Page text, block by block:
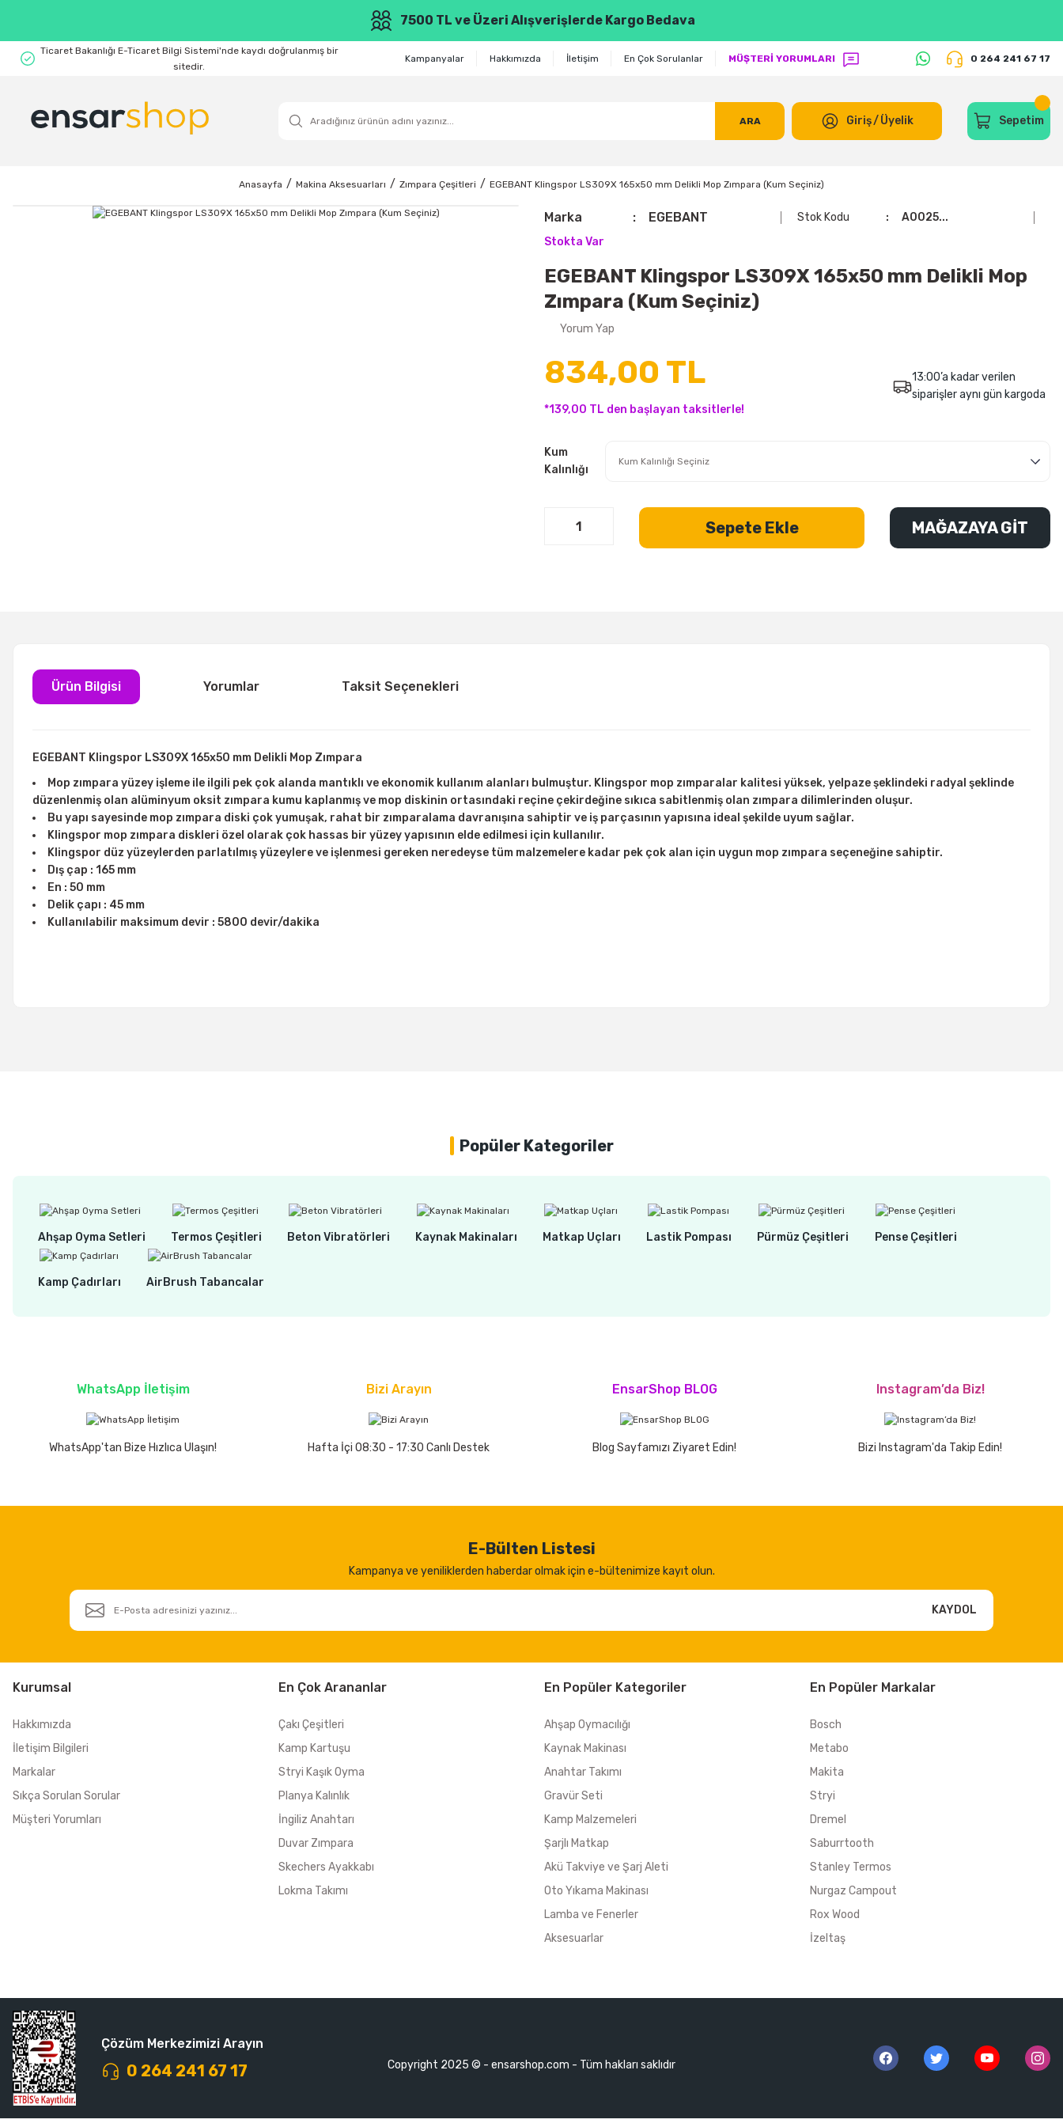
7500 TL ve Üzeri Alışverişlerde Kargo Bedava
Ticaret Bakanlığı E-Ticaret Bilgi Sistemi'nde kaydı doğrulanmış bir
sitedir.
Kampanyalar Hakkımızda İletişim En Çok Sorulanlar MÜŞTERİ YORUMLARI 0 264 241 67 17
ARA Giriş/Üyelik Sepetim
Anasayfa Makina Aksesuarları Zımpara Çeşitleri EGEBANT Klingspor LS309X 165x50 mm Delikli Mop Zımpara (Kum Seçiniz)
Marka EGEBANT Stok Kodu
A0025...
Stokta Var
EGEBANT Klingspor LS309X 165x50 mm Delikli Mop
Zımpara (Kum Seçiniz)
Yorum Yap
834,00 TL
*139,00 TL den başlayan taksitlerle!
13:00’a kadar verilen
siparişler aynı gün kargoda
Kum
Kalınlığı
Sepete Ekle MAĞAZAYA GİT
Ürün Bilgisi Yorumlar Taksit Seçenekleri
EGEBANT Klingspor LS309X 165x50 mm Delikli Mop Zımpara
Mop zımpara yüzey işleme ile ilgili pek çok alanda mantıklı ve ekonomik kullanım alanları bulmuştur. Klingspor mop zımparalar kalitesi yüksek, yelpaze şeklindeki radyal şeklinde
düzenlenmiş olan alüminyum oksit zımpara kumu kaplanmış ve mop diskinin ortasındaki reçine çekirdeğine sıkıca sabitlenmiş olan zımpara dilimlerinden oluşur.
Bu yapı sayesinde mop zımpara diski çok yumuşak, rahat bir zımparalama davranışına sahiptir ve iş parçasının yapısına ideal şekilde uyum sağlar.
Klingspor mop zımpara diskleri özel olarak çok hassas bir yüzey yapısının elde edilmesi için kullanılır.
Klingspor düz yüzeylerden parlatılmış yüzeylere ve işlenmesi gereken neredeyse tüm malzemelere kadar pek çok alan için uygun mop zımpara seçeneğine sahiptir.
Dış çap : 165 mm
En : 50 mm
Delik çapı : 45 mm
Kullanılabilir maksimum devir : 5800 devir/dakika
Popüler Kategoriler
Ahşap Oyma Setleri Termos Çeşitleri Beton Vibratörleri Kaynak Makinaları Matkap Uçları Lastik Pompası Pürmüz Çeşitleri Pense Çeşitleri
Kamp Çadırları AirBrush Tabancalar
WhatsApp İletişim
WhatsApp'tan Bize Hızlıca Ulaşın!
Bizi Arayın
Hafta İçi 08:30 - 17:30 Canlı Destek
EnsarShop BLOG
Blog Sayfamızı Ziyaret Edin!
Instagram’da Biz!
Bizi Instagram'da Takip Edin!
E-Bülten Listesi
Kampanya ve yeniliklerden haberdar olmak için e-bültenimize kayıt olun.
KAYDOL
Kurumsal
Hakkımızda
İletişim Bilgileri
Markalar
Sıkça Sorulan Sorular
Müşteri Yorumları
En Çok Arananlar
Çakı Çeşitleri
Kamp Kartuşu
Stryi Kaşık Oyma
Planya Kalınlık
İngiliz Anahtarı
Duvar Zımpara
Skechers Ayakkabı
Lokma Takımı
En Popüler Kategoriler
Ahşap Oymacılığı
Kaynak Makinası
Anahtar Takımı
Gravür Seti
Kamp Malzemeleri
Şarjlı Matkap
Akü Takviye ve Şarj Aleti
Oto Yıkama Makinası
Lamba ve Fenerler
Aksesuarlar
En Popüler Markalar
Bosch
Metabo
Makita
Stryi
Dremel
Saburrtooth
Stanley Termos
Nurgaz Campout
Rox Wood
İzeltaş
Çözüm Merkezimizi Arayın
0 264 241 67 17 Copyright 2025 © - ensarshop.com - Tüm hakları saklıdır